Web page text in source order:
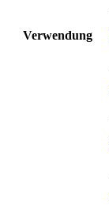
Verwendung